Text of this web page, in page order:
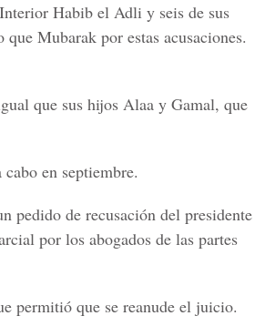
Habib el Adli y seis de sus
Mubarak por estas acusaciones.
que sus hijos Alaa y Gamal, que
en septiembre.
pedido de recusación del presidente
por los abogados de las partes
permitió que se reanude el juicio.